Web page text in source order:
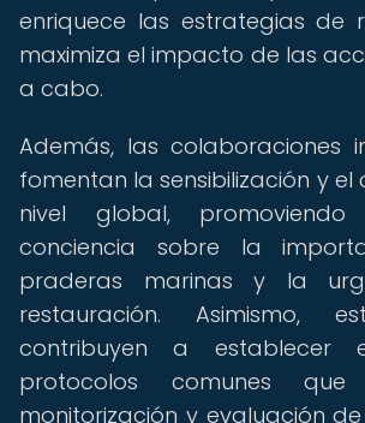
enriquece las estrategias de
maximiza el impacto de las
a cabo.
Además, las colaboraciones
fomentan la sensibilización y
nivel global,
conciencia sobre la
praderas marinas y la
restauración. Asimismo,
contribuyen a establecer
protocolos comunes
monitorización y evaluación